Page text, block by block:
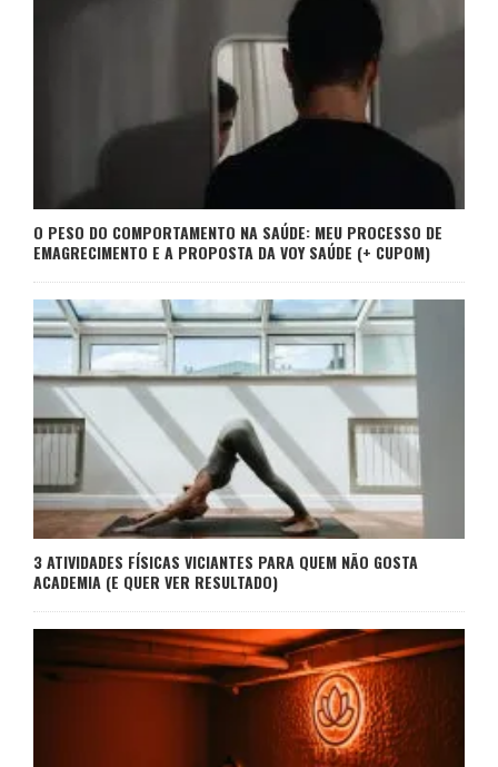
O PESO DO COMPORTAMENTO NA SAÚDE: MEU PROCESSO DE
EMAGRECIMENTO E A PROPOSTA DA VOY SAÚDE (+ CUPOM)
3 ATIVIDADES FÍSICAS VICIANTES PARA QUEM NÃO GOSTA
ACADEMIA (E QUER VER RESULTADO)